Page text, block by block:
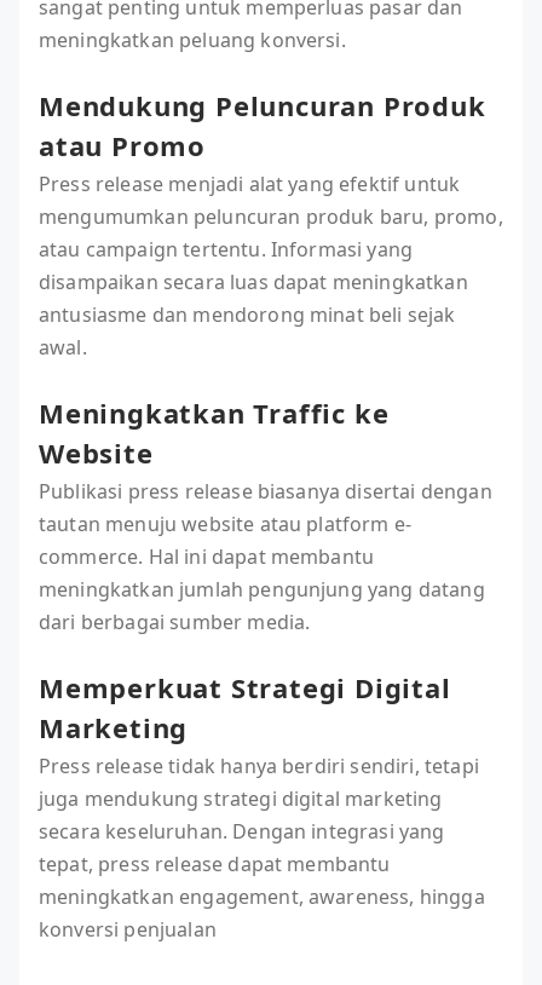
sangat penting untuk memperluas pasar dan
meningkatkan peluang konversi.
Mendukung Peluncuran Produk
atau Promo
Press release menjadi alat yang efektif untuk
mengumumkan peluncuran produk baru, promo,
atau campaign tertentu. Informasi yang
disampaikan secara luas dapat meningkatkan
antusiasme dan mendorong minat beli sejak
awal.
Meningkatkan Traffic ke
Website
Publikasi press release biasanya disertai dengan
tautan menuju website atau platform e-
commerce. Hal ini dapat membantu
meningkatkan jumlah pengunjung yang datang
dari berbagai sumber media.
Memperkuat Strategi Digital
Marketing
Press release tidak hanya berdiri sendiri, tetapi
juga mendukung strategi digital marketing
secara keseluruhan. Dengan integrasi yang
tepat, press release dapat membantu
meningkatkan engagement, awareness, hingga
konversi penjualan